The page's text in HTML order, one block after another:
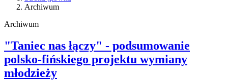
Archiwum
Archiwum
"Taniec nas łączy" - podsumowanie
polsko-fińskiego projektu wymiany
młodzieży